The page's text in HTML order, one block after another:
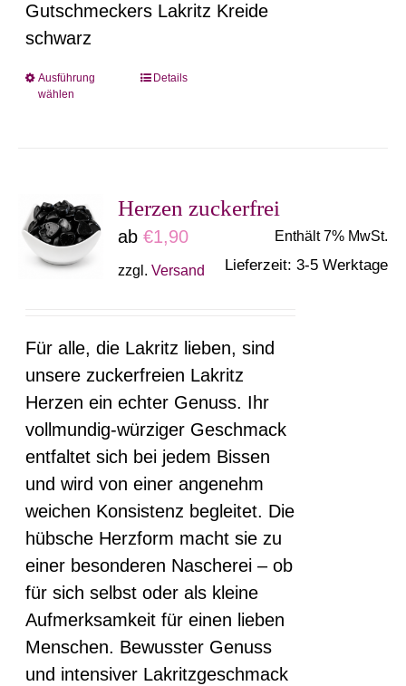
Produktseite
werden
Gutschmeckers Lakritz Kreide
schwarz
Ausführung
wählen
Dieses
auf.
Die
Optionen
der
Produktseite
gewählt
werden
Details
Herzen zuckerfrei
ab€1,90 Enthält 7% MwSt.
zzgl.Versand Lieferzeit: 3-5 Werktage
Für alle, die Lakritz lieben, sind
unsere zuckerfreien Lakritz
Herzen ein echter Genuss. Ihr
vollmundig-würziger Geschmack
entfaltet sich bei jedem Bissen
und wird von einer angenehm
weichen Konsistenz begleitet. Die
hübsche Herzform macht sie zu
einer besonderen Nascherei – ob
für sich selbst oder als kleine
Aufmerksamkeit für einen lieben
Menschen. Bewusster Genuss
und intensiver Lakritzgeschmack